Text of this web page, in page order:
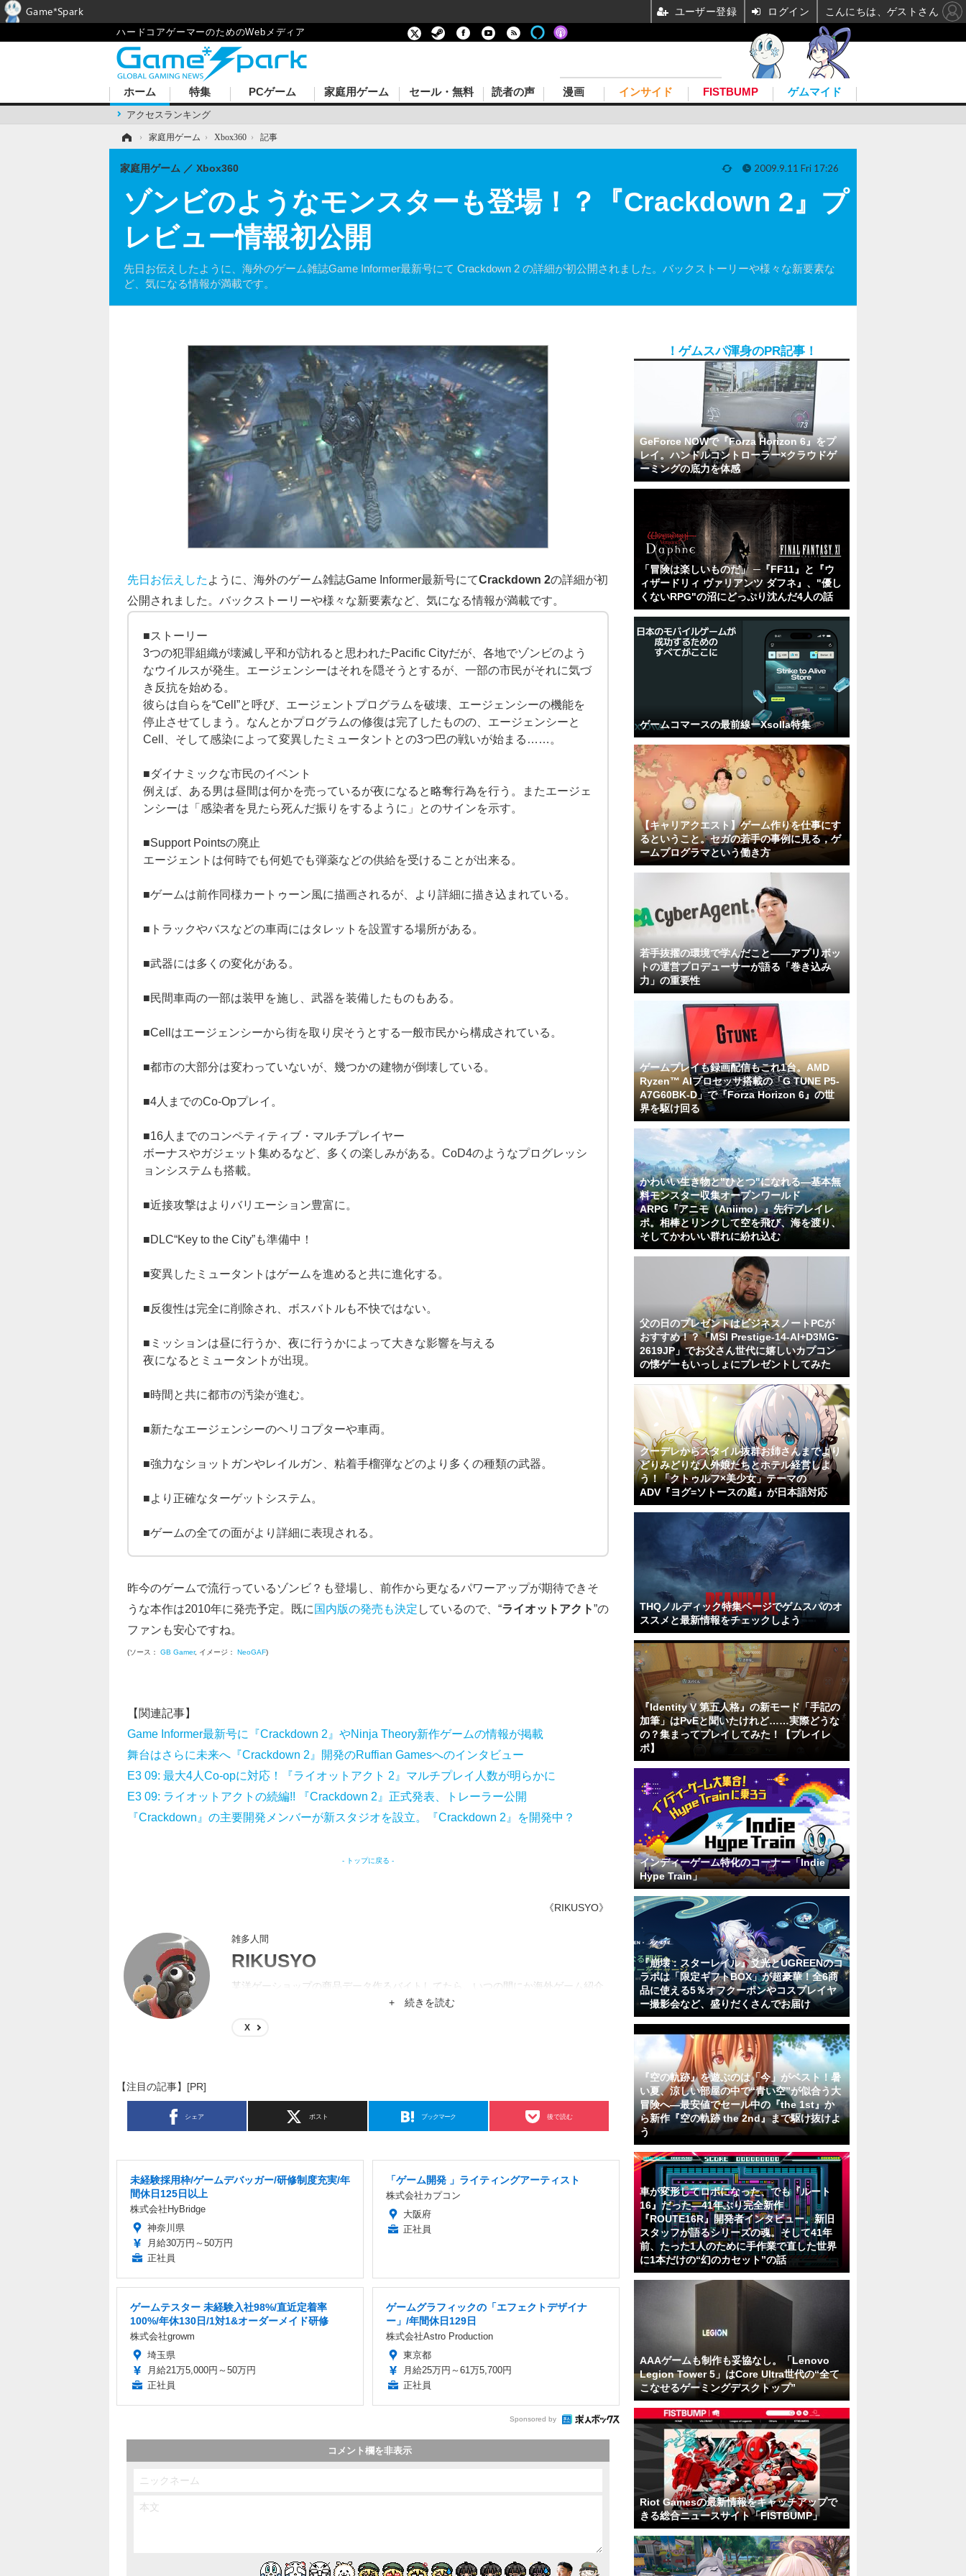
ハードコアゲーマーのためのWebメディア
ホーム
アクセスランキング
特集 PCゲーム 家庭用ゲーム セール・無料 読者の声 漫画 インサイド FISTBUMP ゲムマイド
› 家庭用ゲーム › Xbox360 › 記事
ゾンビのようなモンスターも登場！？『Crackdown 2』プ
レビュー情報初公開
先日お伝えしたように、海外のゲーム雑誌Game Informer最新号にて Crackdown 2 の詳細が初公開されました。バックストーリーや様々な新要素な
ど、気になる情報が満載です。
家庭用ゲーム Xbox360 2009.9.11 Fri 17:26
先日お伝えした ように、海外のゲーム雑誌Game Informer最新号にてCrackdown 2の詳細が初
公開されました。バックストーリーや様々な新要素など、気になる情報が満載です。
■ストーリー
3つの犯罪組織が壊滅し平和が訪れると思われたPacific Cityだが、各地でゾンビのよう
なウイルスが発生。エージェンシーはそれを隠そうとするが、一部の市民がそれに気づ
き反抗を始める。
彼らは自らを“Cell”と呼び、エージェントプログラムを破壊、エージェンシーの機能を
停止させてしまう。なんとかプログラムの修復は完了したものの、エージェンシーと
Cell、そして感染によって変異したミュータントとの3つ巴の戦いが始まる……。
■ダイナミックな市民のイベント
例えば、ある男は昼間は何かを売っているが夜になると略奪行為を行う。またエージェ
ンシーは「感染者を見たら死んだ振りをするように」とのサインを示す。
■Support Pointsの廃止
エージェントは何時でも何処でも弾薬などの供給を受けることが出来る。
■ゲームは前作同様カートゥーン風に描画されるが、より詳細に描き込まれている。
■トラックやバスなどの車両にはタレットを設置する場所がある。
■武器には多くの変化がある。
■民間車両の一部は装甲を施し、武器を装備したものもある。
■Cellはエージェンシーから街を取り戻そうとする一般市民から構成されている。
■都市の大部分は変わっていないが、幾つかの建物が倒壊している。
■4人までのCo-Opプレイ。
■16人までのコンペティティブ・マルチプレイヤー
ボーナスやガジェット集めるなど、多くの楽しみがある。CoD4のようなプログレッシ
ョンシステムも搭載。
■近接攻撃はよりバリエーション豊富に。
■DLC“Key to the City”も準備中！
■変異したミュータントはゲームを進めると共に進化する。
■反復性は完全に削除され、ボスバトルも不快ではない。
■ミッションは昼に行うか、夜に行うかによって大きな影響を与える
夜になるとミュータントが出現。
■時間と共に都市の汚染が進む。
■新たなエージェンシーのヘリコプターや車両。
■強力なショットガンやレイルガン、粘着手榴弾などのより多くの種類の武器。
■より正確なターゲットシステム。
■ゲームの全ての面がより詳細に表現される。
昨今のゲームで流行っているゾンビ？も登場し、前作から更なるパワーアップが期待できそ
うな本作は2010年に発売予定。既に国内版の発売も決定 しているので、“ライオットアクト”の
ファンも安心ですね。
(ソース： GB Gamer, イメージ： NeoGAF)
【関連記事】
Game Informer最新号に『Crackdown 2』やNinja Theory新作ゲームの情報が掲載
舞台はさらに未来へ『Crackdown 2』開発のRuffian Gamesへのインタビュー
E3 09: 最大4人Co-opに対応！『ライオットアクト 2』マルチプレイ人数が明らかに
E3 09: ライオットアクトの続編!! 『Crackdown 2』正式発表、トレーラー公開
『Crackdown』の主要開発メンバーが新スタジオを設立。『Crackdown 2』を開発中？
- トップに戻る -
《RIKUSYO》
雑多人間
RIKUSYO
某洋ゲーショップの商品データ作るバイトしてたら、いつの間にか海外ゲーム紹介
+ 続きを読む
X
【注目の記事】[PR]
シェア ポスト ブックマーク 後で読む
未経験採用枠/ゲームデバッガー/研修制度充実/年
間休日125日以上
株式会社HyBridge
神奈川県
月給30万円～50万円
正社員
「ゲーム開発 」ライティングアーティスト
株式会社カプコン
大阪府
正社員
ゲームテスター 未経験入社98%/直近定着率
100%/年休130日/1対1&オーダーメイド研修
株式会社growm
埼玉県
月給21万5,000円～50万円
正社員
ゲームグラフィックの「エフェクトデザイナ
ー」/年間休日129日
株式会社Astro Production
東京都
月給25万円～61万5,700円
正社員
Sponsored by
コメント欄を非表示
！ゲムスパ渾身のPR記事！
GeForce NOWで『Forza Horizon 6』をプ
レイ。ハンドルコントローラー×クラウドゲ
ーミングの底力を体感
「冒険は楽しいものだ」 ─『FF11』と『ウ
ィザードリィ ヴァリアンツ ダフネ』、"優し
くないRPG"の沼にどっぷり沈んだ4人の話
ゲームコマースの最前線ーXsolla特集
【キャリアクエスト】ゲーム作りを仕事にす
るということ。セガの若手の事例に見る，ゲ
ームプログラマという働き方
若手抜擢の環境で学んだこと――アプリボッ
トの運営プロデューサーが語る「巻き込み
力」の重要性
ゲームプレイも録画配信もこれ1台。AMD
Ryzen™ AIプロセッサ搭載の「G TUNE P5-
A7G60BK-D」で『Forza Horizon 6』の世
界を駆け回る
かわいい生き物と"ひとつ"になれる―基本無
料モンスター収集オープンワールド
ARPG『アニモ（Aniimo）』先行プレイレ
ポ。相棒とリンクして空を飛び、海を渡り、
そしてかわいい群れに紛れ込む
父の日のプレゼントはビジネスノートPCが
おすすめ！？「MSI Prestige-14-AI+D3MG-
2619JP」でお父さん世代に嬉しいカプコン
の懐ゲーもいっしょにプレゼントしてみた
クーデレからスタイル抜群お姉さんまでより
どりみどりな人外娘たちとホテル経営しよ
う！「クトゥルフ×美少女」テーマの
ADV『ヨグ=ソトースの庭』が日本語対応
THQノルディック特集ページでゲムスパのオ
ススメと最新情報をチェックしよう
『Identity V 第五人格』の新モード「手記の
加筆」はPvEと聞いたけれど……実際どうな
の？集まってプレイしてみた！【プレイレ
ポ】
インディーゲーム特化のコーナー「Indie
Hype Train」
『崩壊：スターレイル』爻光とUGREENのコ
ラボは「限定ギフトBOX」が超豪華！全6商
品に使える5％オフクーポンやコスプレイヤ
ー撮影会など、盛りだくさんでお届け
『空の軌跡』を遊ぶのは「今」がベスト！暑
い夏、涼しい部屋の中で“青い空”が似合う大
冒険へ―最安値でセール中の『the 1st』か
ら新作『空の軌跡 the 2nd』まで駆け抜けよ
う
車が変形してロボになった、でも『ルート
16』だった―41年ぶり完全新作
『ROUTE16R』開発者インタビュー。新旧
スタッフが語るシリーズの魂。そして41年
前、たった1人のために手作業で直した世界
に1本だけの“幻のカセット”の話
AAAゲームも制作も妥協なし。「Lenovo
Legion Tower 5」はCore Ultra世代の“全て
こなせるゲーミングデスクトップ”
Riot Gamesの最新情報をキャッチアップで
きる総合ニュースサイト「FISTBUMP」
Game*Spark ユーザー登録 ログイン こんにちは、ゲストさん